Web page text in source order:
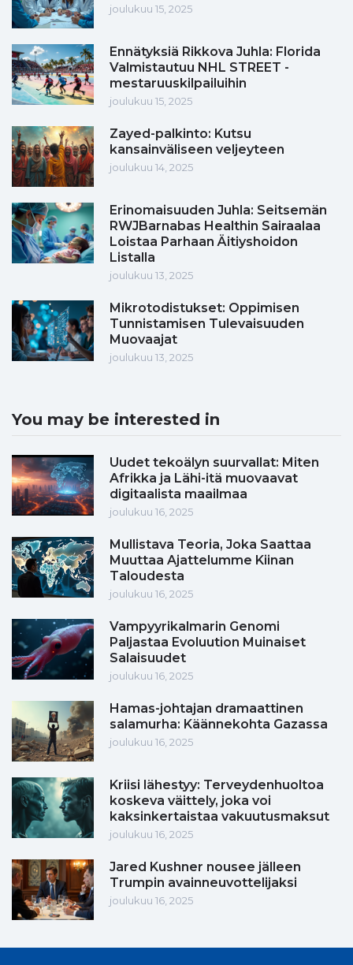
joulukuu 15, 2025
Ennätyksiä Rikkova Juhla: Florida
Valmistautuu NHL STREET -
mestaruuskilpailuihin
joulukuu 15, 2025
Zayed-palkinto: Kutsu
kansainväliseen veljeyteen
joulukuu 14, 2025
Erinomaisuuden Juhla: Seitsemän
RWJBarnabas Healthin Sairaalaa
Loistaa Parhaan Äitiyshoidon
Listalla
joulukuu 13, 2025
Mikrotodistukset: Oppimisen
Tunnistamisen Tulevaisuuden
Muovaajat
joulukuu 13, 2025
You may be interested in
Uudet tekoälyn suurvallat: Miten
Afrikka ja Lähi-itä muovaavat
digitaalista maailmaa
joulukuu 16, 2025
Mullistava Teoria, Joka Saattaa
Muuttaa Ajattelumme Kiinan
Taloudesta
joulukuu 16, 2025
Vampyyrikalmarin Genomi
Paljastaa Evoluution Muinaiset
Salaisuudet
joulukuu 16, 2025
Hamas-johtajan dramaattinen
salamurha: Käännekohta Gazassa
joulukuu 16, 2025
Kriisi lähestyy: Terveydenhuoltoa
koskeva väittely, joka voi
kaksinkertaistaa vakuutusmaksut
joulukuu 16, 2025
Jared Kushner nousee jälleen
Trumpin avainneuvottelijaksi
joulukuu 16, 2025